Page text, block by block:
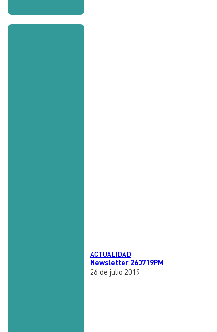
ACTUALIDAD
Newsletter 260719PM
26 de julio 2019